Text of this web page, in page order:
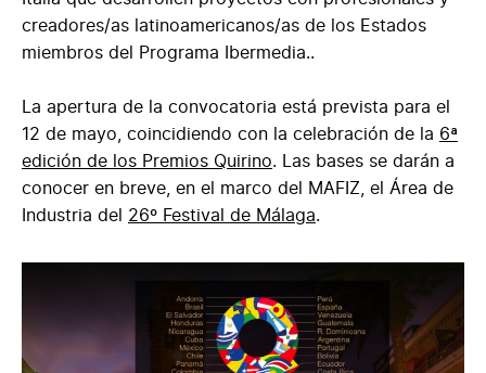
creadores/as latinoamericanos/as de los Estados
miembros del Programa Ibermedia..
La apertura de la convocatoria está prevista para el
12 de mayo, coincidiendo con la celebración de la 6ª
edición de los Premios Quirino. Las bases se darán a
conocer en breve, en el marco del MAFIZ, el Área de
Industria del 26º Festival de Málaga.